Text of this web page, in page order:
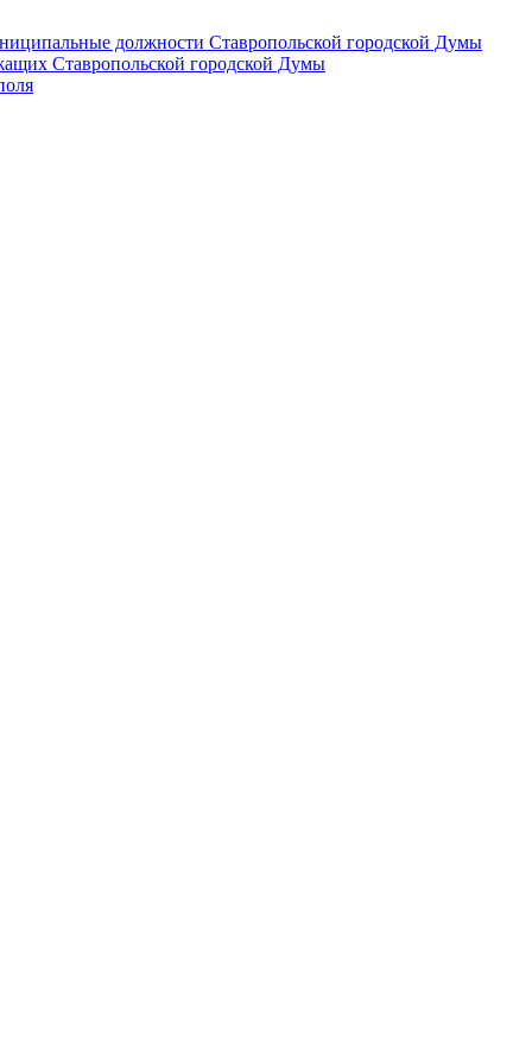
должности Ставропольской городской Думы
Ставропольской городской Думы